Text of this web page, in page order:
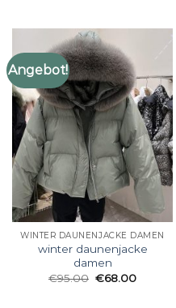
Angebot!
WINTER DAUNENJACKE DAMEN
winter daunenjacke
damen
€95.00 €68.00